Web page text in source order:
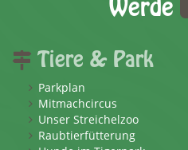
Werde
Tiere & Park
Parkplan
Mitmachcircus
Unser Streichelzoo
Raubtierfütterung